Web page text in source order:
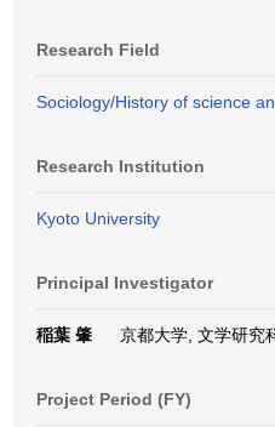
Research Field
Sociology/History of science
Research Institution
Kyoto University
Principal Investigator
稲葉 肇 京都大学, 文学研究
Project Period (FY)